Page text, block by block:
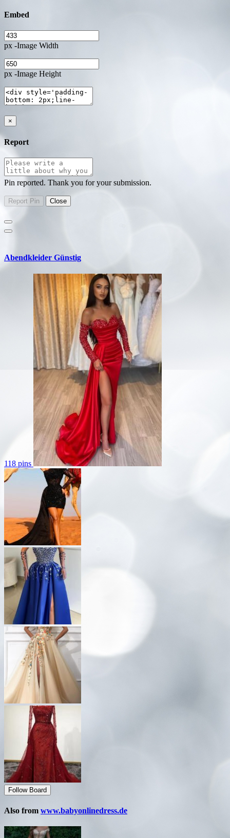
Embed
px -Image Width
px -Image Height
×
Report
Pin reported. Thank you for your submission.
Abendkleider Günstig
118 pins
Follow Board
Also from www.babyonlinedress.de